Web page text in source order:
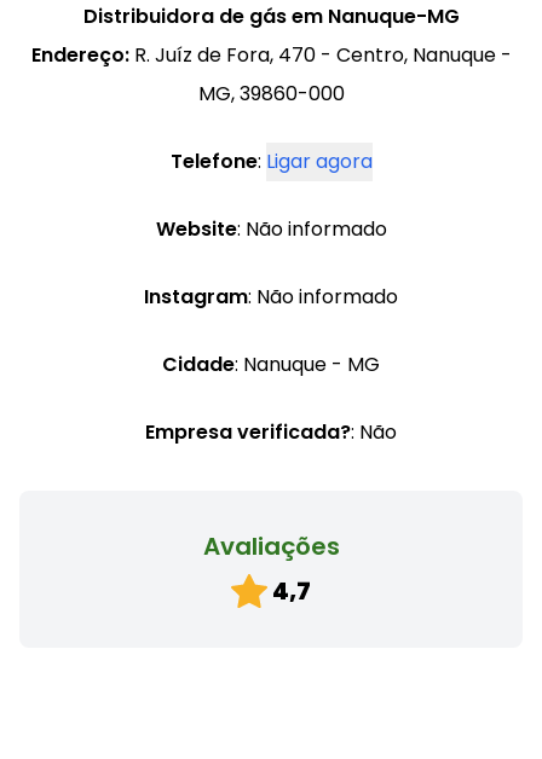
Distribuidora de gás em Nanuque-MG
Endereço:R. Juíz de Fora, 470 - Centro, Nanuque -
MG, 39860-000
Telefone: Ligar agora
Website: Não informado
Instagram: Não informado
Cidade: Nanuque - MG
Empresa verificada?: Não
Avaliações
4,7